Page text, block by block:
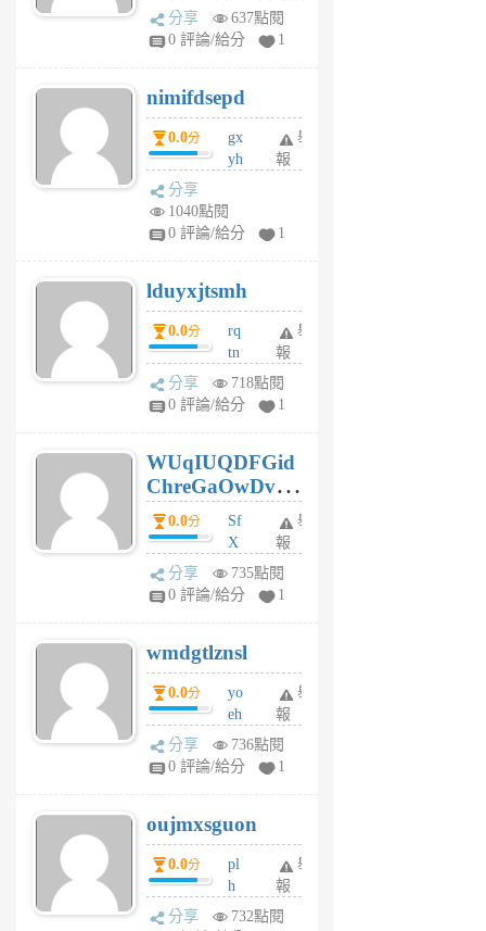
U
F
U
5
個
月
分享
637點閱
0 評論/給分
1
nimifdsepd
0.0分
gx
yh
jl
月
前
舉
報
分享
1040點閱
0 評論/給分
1
lduyxjtsmh
0.0分
rq
tn
jt
gl
個
月
前
舉
報
分享
718點閱
0 評論/給分
1
WUqIUQDFGid
ChreGaOwDv
dY0.0分
Sf
X
Pe
Jc
R
P
m
v
A
V
個
月
前
舉
報
分享
735點閱
0 評論/給分
1
wmdgtlznsl
0.0分
yo
eh
ld
gy
個
月
前
舉
報
分享
736點閱
0 評論/給分
1
oujmxsguon
0.0分
pl
h
wi
舉
報
分享
732點閱